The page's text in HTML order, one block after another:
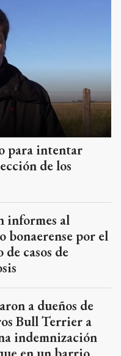
para intentar
de los
informes al
bonaerense por el
de casos de
a dueños de
Bull Terrier a
indemnización